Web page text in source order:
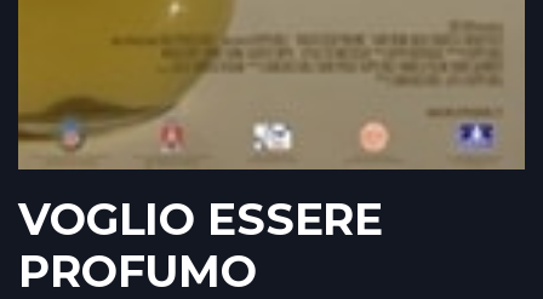
VOGLIO ESSERE
PROFUMO